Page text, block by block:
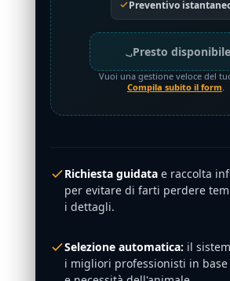
Preventivo
Presto disponibile
Vuoi una gestione veloce del
Compila subito il form
Richiesta guidatae raccolta
per evitare di farti perdere
i dettagli.
Selezione automatica: il
i migliori professionisti in base